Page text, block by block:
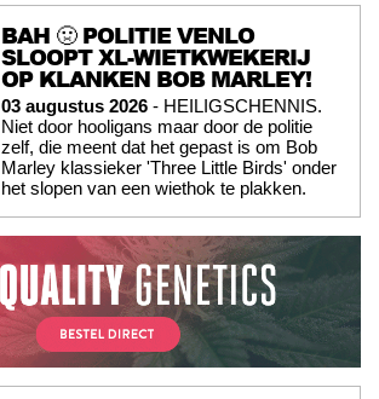
BAH 🤢 POLITIE VENLO
SLOOPT XL-WIETKWEKERIJ
OP KLANKEN BOB MARLEY!
03 augustus 2026 - HEILIGSCHENNIS.
Niet door hooligans maar door de politie
zelf, die meent dat het gepast is om Bob
Marley klassieker 'Three Little Birds' onder
het slopen van een wiethok te plakken.